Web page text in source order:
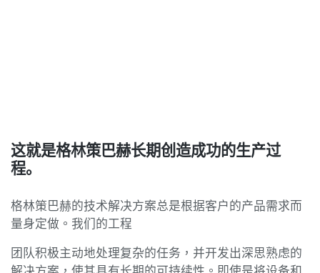
这就是格林策巴赫长期创造成功的生产过
程。
格林策巴赫的技术解决方案总是根据客户的产品需求而
量身定做。我们的工程
团队积极主动地处理复杂的任务，并开发出深思熟虑的